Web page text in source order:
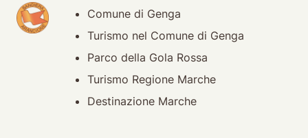
(apertura su nuova finestra)
Comune di Genga
Turismo nel Comune di Genga
Parco della Gola Rossa
Turismo Regione Marche
Destinazione Marche